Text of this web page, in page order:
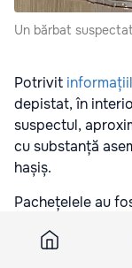
Un bărbat
Potrivit
depistat, în
suspectul,
cu substanță
hașiș.
Pachețelele au
efectuarea